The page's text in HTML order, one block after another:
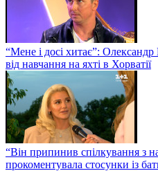
“Мене і досі хитає”:
від навчання на яхті в Хорватії
“Він припинив спілкування з
прокоментувала стосунки із